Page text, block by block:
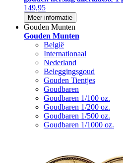
149,95
Meer informatie
Gouden Munten
Gouden Munten
België
Internationaal
Nederland
Beleggingsgoud
Gouden Tientjes
Goudbaren
Goudbaren 1/100 oz.
Goudbaren 1/200 oz.
Goudbaren 1/500 oz.
Goudbaren 1/1000 oz.